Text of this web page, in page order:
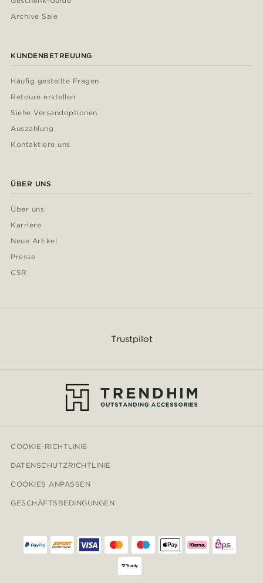
Archive Sale
KUNDENBETREUUNG
Häufig gestellte Fragen
Retoure erstellen
Siehe Versandoptionen
Auszahlung
Kontaktiere uns
ÜBER UNS
Über uns
Karriere
Neue Artikel
Presse
CSR
Trustpilot
COOKIE-RICHTLINIE
DATENSCHUTZRICHTLINIE
COOKIES ANPASSEN
GESCHÄFTSBEDINGUNGEN